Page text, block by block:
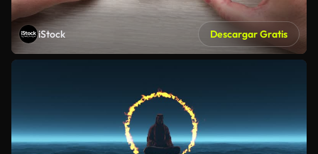
iStock Descargar Gratis